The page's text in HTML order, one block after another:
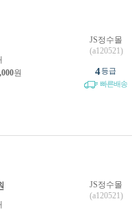
원
JS정수몰
(a120521)
4등급
빠른배송
JS정수몰
(a120521)